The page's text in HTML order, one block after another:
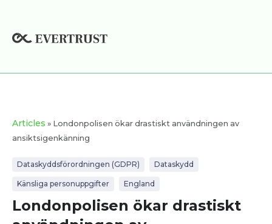
innehåll
Articles » Londonpolisen ökar drastiskt användningen av
ansiktsigenkänning
Dataskyddsförordningen (GDPR) Dataskydd
Känsliga personuppgifter England
Londonpolisen ökar drastiskt